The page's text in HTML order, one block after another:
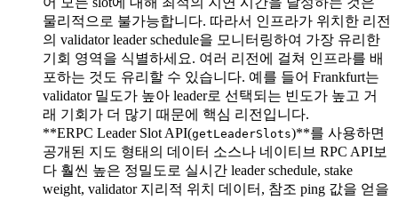
물리적으로 불가능합니다. 따라서 인프라가 위치한 리전
의 validator leader schedule을 모니터링하여 가장 유리한
기회 영역을 식별하세요. 여러 리전에 걸쳐 인프라를 배
포하는 것도 유리할 수 있습니다. 예를 들어 Frankfurt는
validator 밀도가 높아 leader로 선택되는 빈도가 높고 거
래 기회가 더 많기 때문에 핵심 리전입니다.
**ERPC Leader Slot API(getLeaderSlots)**를 사용하면
공개된 지도 형태의 데이터 소스나 네이티브 RPC API보
다 훨씬 높은 정밀도로 실시간 leader schedule, stake
weight, validator 지리적 위치 데이터, 참조 ping 값을 얻을